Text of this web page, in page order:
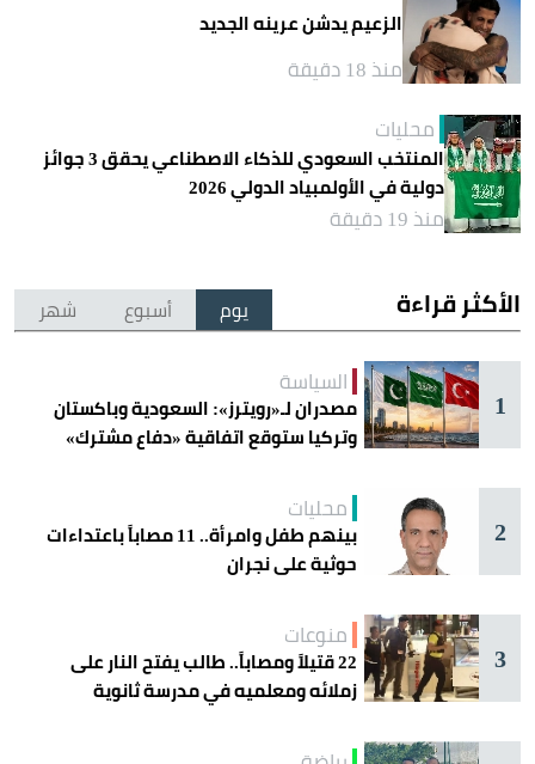
الزعيم يدشن عرينه الجديد
منذ 18 دقيقة
محليات
المنتخب السعودي للذكاء الاصطناعي يحقق 3 جوائز
دولية في الأولمبياد الدولي 2026
منذ 19 دقيقة
الأكثر قراءة يوم أسبوع شهر
1
السياسة
مصدران لـ«رويترز»: السعودية وباكستان
وتركيا ستوقع اتفاقية «دفاع مشترك»
2
محليات
بينهم طفل وامرأة.. 11 مصاباً باعتداءات
حوثية على نجران
3
منوعات
22 قتيلاً ومصاباً.. طالب يفتح النار على
زملائه ومعلميه في مدرسة ثانوية